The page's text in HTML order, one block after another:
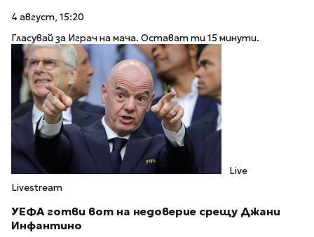
4 август, 15:20
Гласувай за Играч на мача. Остават ти 15 минути.
Live
Livestream
УЕФА готви вот на недоверие срещу Джани
Инфантино